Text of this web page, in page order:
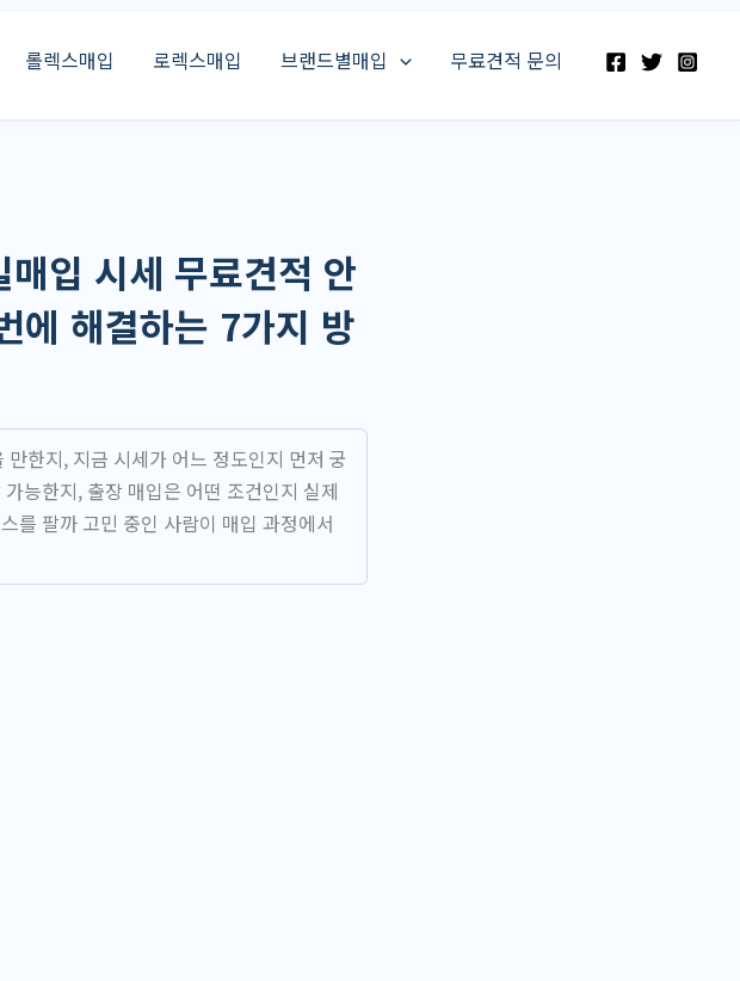
롤렉스매입 로렉스매입 브랜드별매입 무료견적 문의
입 시세 무료견적 안
에 해결하는 7가지 방
한지, 지금 시세가 어느 정도인지 먼저 궁
능한지, 출장 매입은 어떤 조건인지 실제
를 팔까 고민 중인 사람이 매입 과정에서